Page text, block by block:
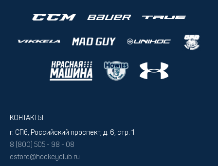
КОНТАКТЫ
г. СПб, Российский проспект, д. 6, стр. 1
8 (800) 505 - 98 - 08
estore@hockeyclub.ru